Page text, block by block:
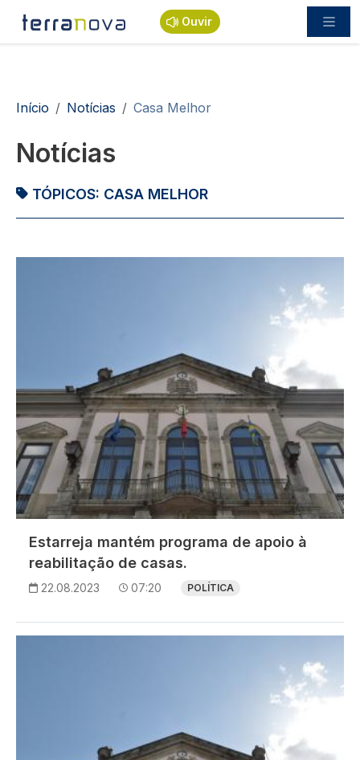
Passar para o conteúdo principal
Ouvir
Navegação estrutural
Início Notícias Casa Melhor
Notícias
TÓPICOS: CASA MELHOR
Estarreja mantém programa de apoio à
reabilitação de casas.
22.08.2023 07:20 POLÍTICA